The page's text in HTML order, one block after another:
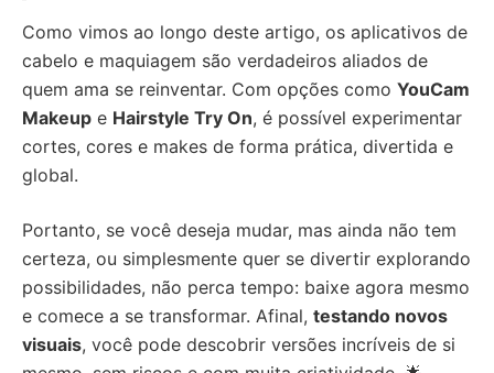
Como vimos ao longo deste artigo, os aplicativos de
cabelo e maquiagem são verdadeiros aliados de
quem ama se reinventar. Com opções como YouCam
Makeup e Hairstyle Try On, é possível experimentar
cortes, cores e makes de forma prática, divertida e
global.
Portanto, se você deseja mudar, mas ainda não tem
certeza, ou simplesmente quer se divertir explorando
possibilidades, não perca tempo: baixe agora mesmo
e comece a se transformar. Afinal, testando novos
visuais, você pode descobrir versões incríveis de si